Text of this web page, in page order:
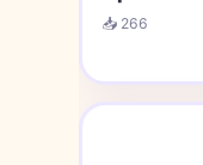
📥 266